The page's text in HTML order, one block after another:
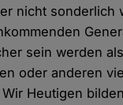
nicht sonderlich
sein werden
oder anderen
Heutigen